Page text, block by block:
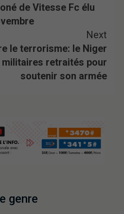
de Vitesse Fc élu
Next
le terrorisme: le Niger
retraités pour
soutenir son armée
genre